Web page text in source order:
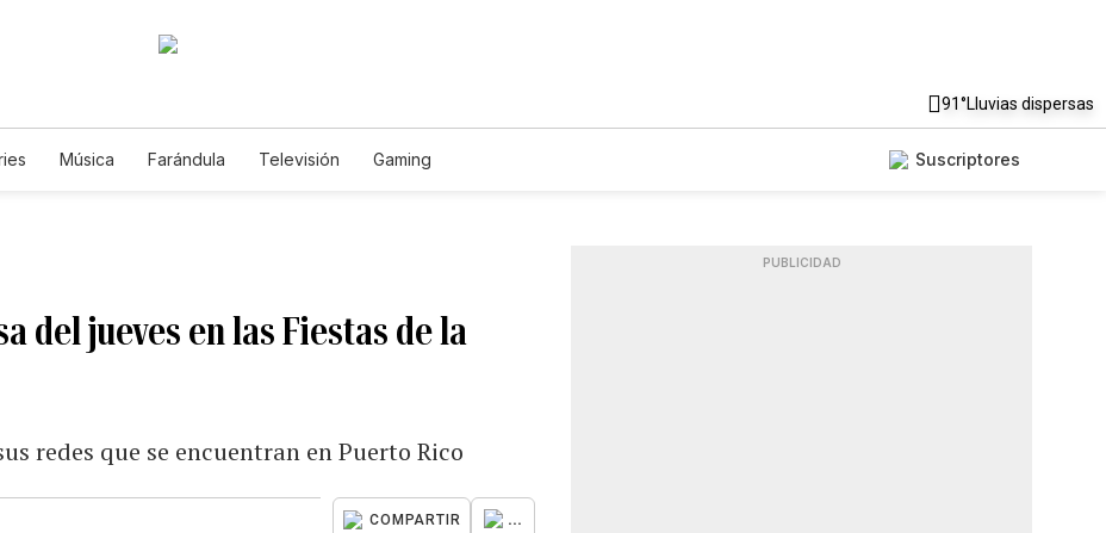
91°Lluvias dispersas
Música Farándula Televisión Gaming Suscriptores
del jueves en las Fiestas de la
redes que se encuentran en Puerto Rico
COMPARTIR ...
PUBLICIDAD